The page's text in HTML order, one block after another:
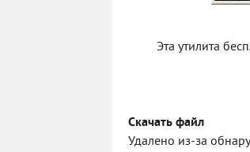
Эта утилита
Скачать файл
Удалено из-за